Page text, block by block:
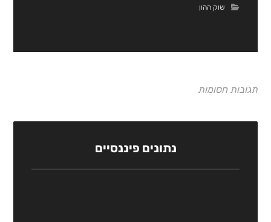
שוק ההון
תגובות חסומות
נתונים פיננסיים